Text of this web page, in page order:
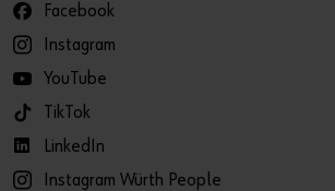
Facebook
Instagram
YouTube
TikTok
LinkedIn
Instagram Würth People